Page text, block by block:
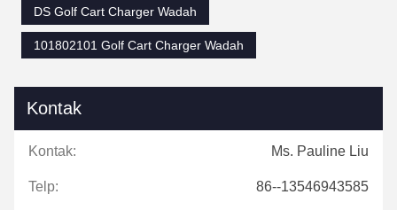
DS Golf Cart Charger Wadah
101802101 Golf Cart Charger Wadah
Kontak
Kontak: Ms. Pauline Liu
Telp: 86--13546943585